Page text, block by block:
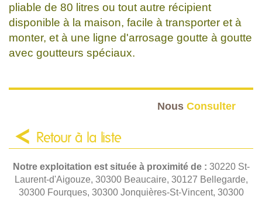
pliable de 80 litres ou tout autre récipient
disponible à la maison, facile à transporter et à
monter, et à une ligne d'arrosage goutte à goutte
avec goutteurs spéciaux.
Nous Consulter
Retour à la liste
Notre exploitation est située à proximité de : 30220 St-
Laurent-d'Aigouze, 30300 Beaucaire, 30127 Bellegarde,
30300 Fourques, 30300 Jonquières-St-Vincent, 30300